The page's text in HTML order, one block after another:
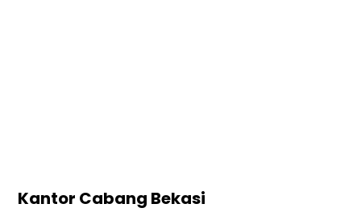
Kantor Cabang Bekasi